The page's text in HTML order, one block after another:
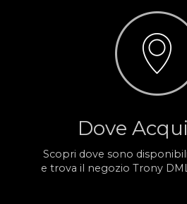
Dove
Scopri dove sono
e trova il negozio Trony